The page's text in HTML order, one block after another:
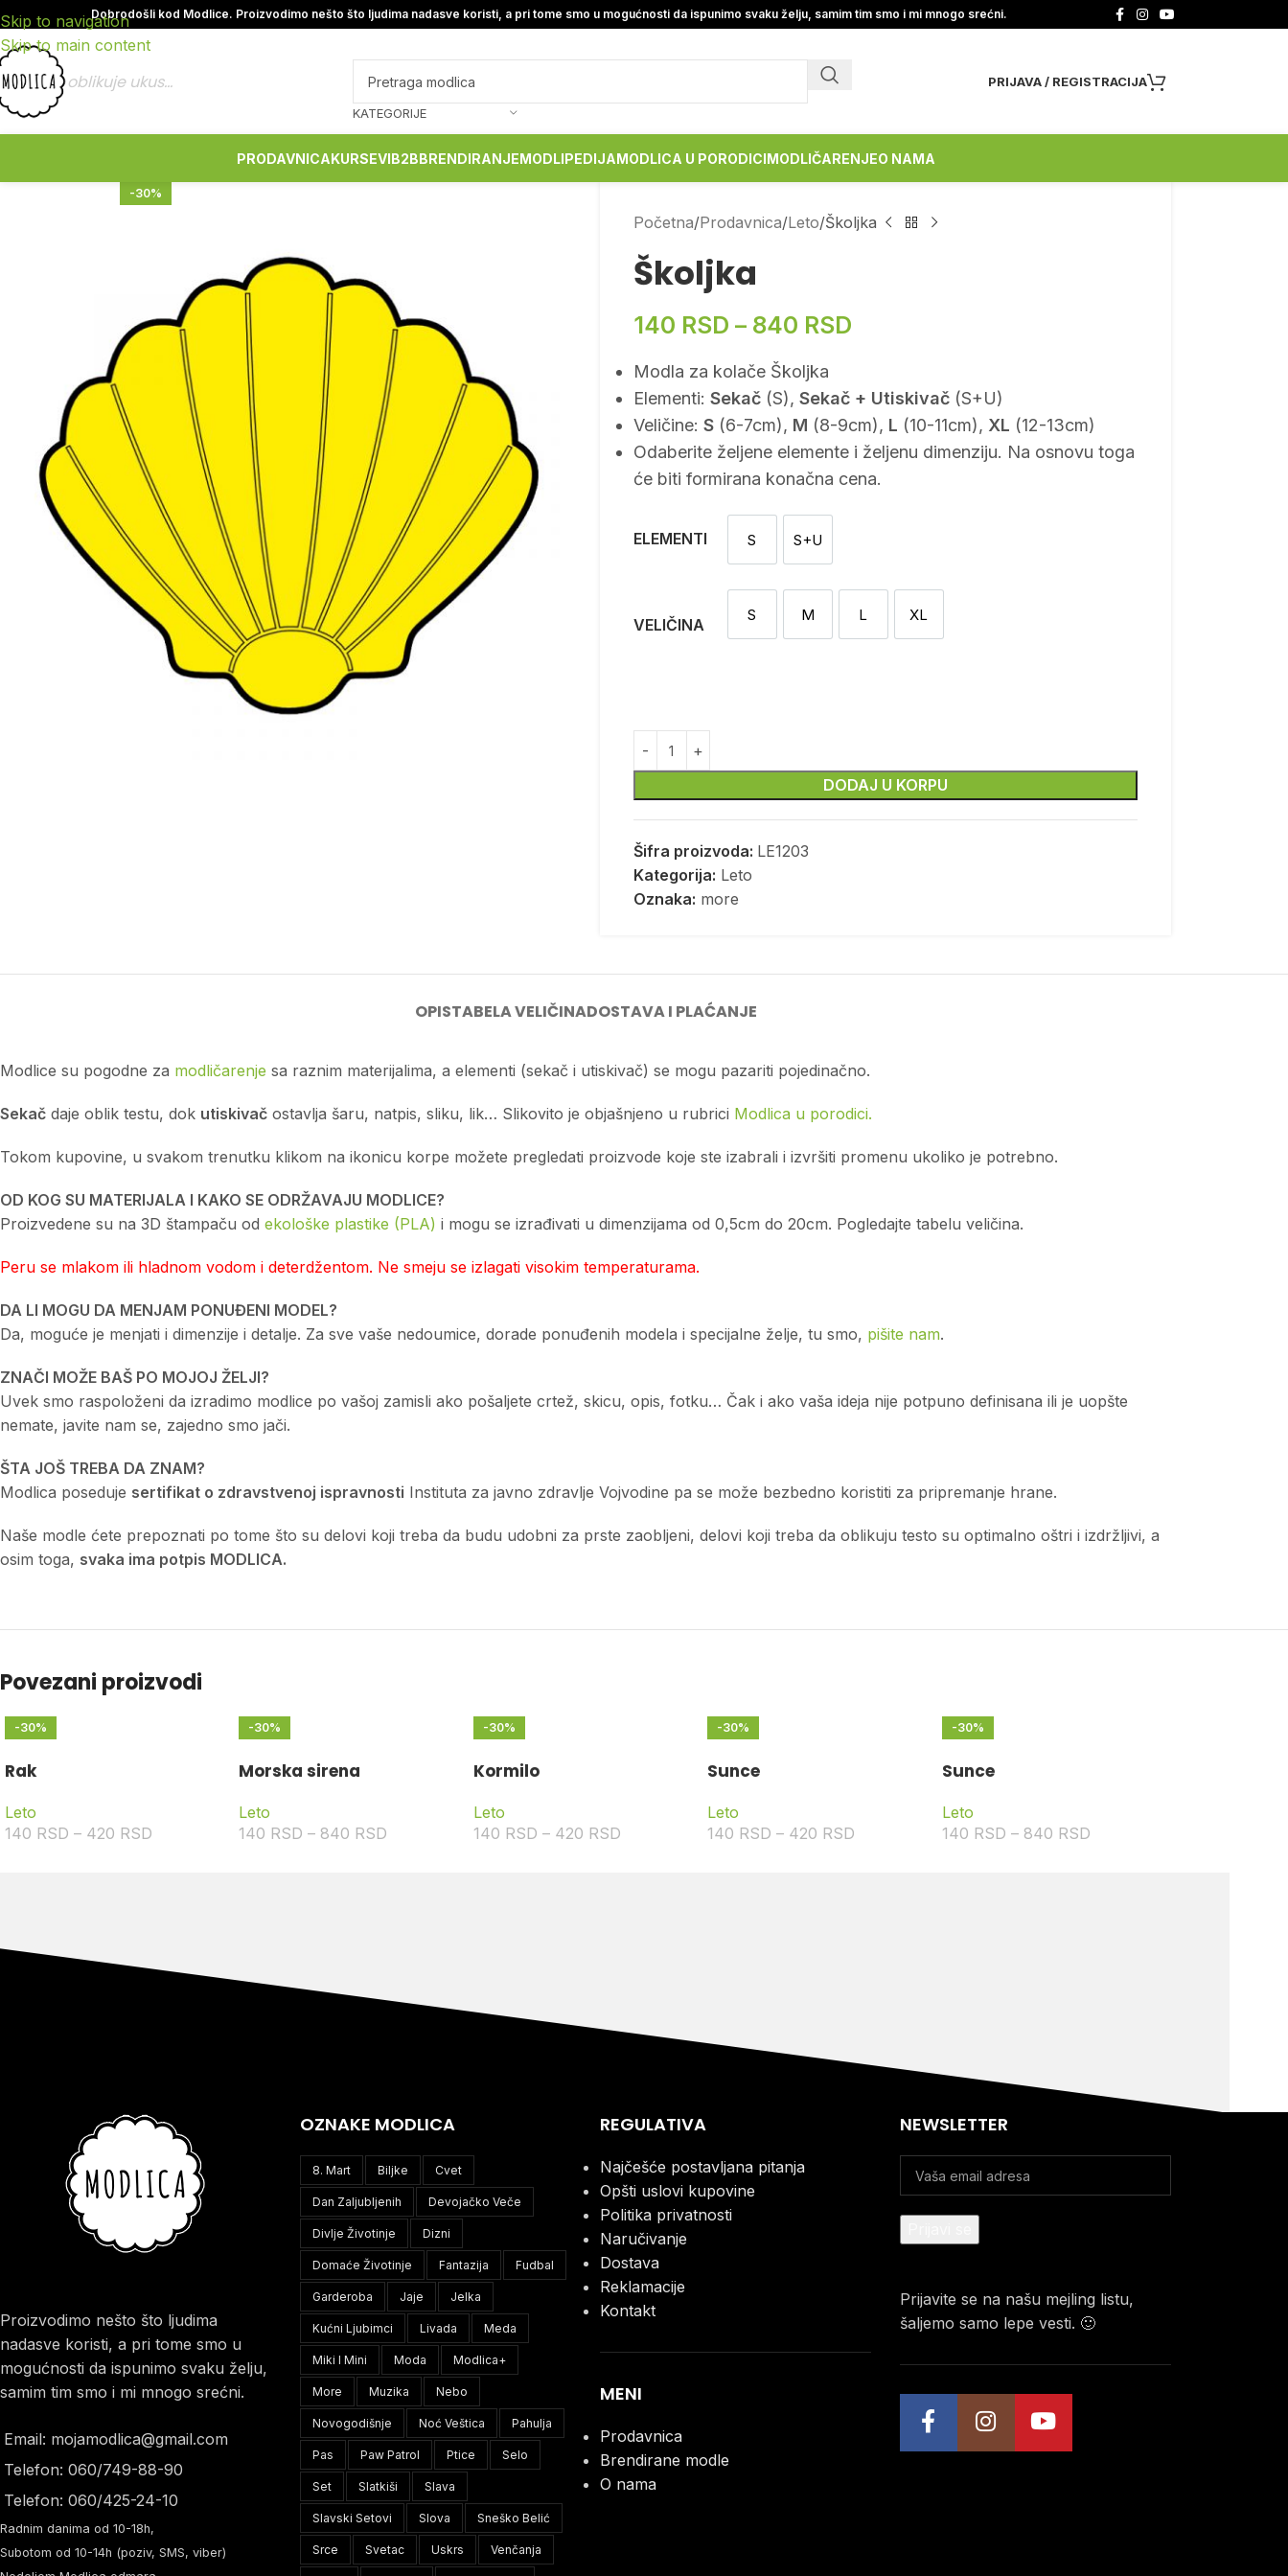
Skip to navigation
Skip to main content
Dobrodošli kod Modlice. Proizvodimo nešto što ljudima nadasve koristi, a pri tome smo u mogućnosti da ispunimo svaku želju, samim tim smo i mi mnogo srećni.
oblikuje ukus...
KATEGORIJE
PRIJAVA / REGISTRACIJA
PRODAVNICAKURSEVIB2BBRENDIRANJEMODLIPEDIJAMODLICA U PORODICIMODLIČARENJEO NAMA
-30%
Početna Prodavnica Leto Školjka
Školjka
140 RSD – 840 RSD
Modla za kolače Školjka
Elementi: Sekač(S), Sekač + Utiskivač(S+U)
Veličine: S(6-7cm), M (8-9cm), L (10-11cm), XL (12-13cm)
Odaberite željene elemente i željenu dimenziju. Na osnovu toga
će biti formirana konačna cena.
ELEMENTI SSekačS+USekač i utiskivač
VELIČINA
S
S M
M LL XL
XL
DODAJ U KORPU
Šifra proizvoda: LE1203
Kategorija: Leto
Oznaka: more
OPISTABELA VELIČINADOSTAVA I PLAĆANJE
Modlice su pogodne za modličarenje sa raznim materijalima, a elementi (sekač i utiskivač) se mogu pazariti pojedinačno.
Sekač daje oblik testu, dok utiskivač ostavlja šaru, natpis, sliku, lik… Slikovito je objašnjeno u rubrici Modlica u porodici.
Tokom kupovine, u svakom trenutku klikom na ikonicu korpe možete pregledati proizvode koje ste izabrali i izvršiti promenu ukoliko je potrebno.
OD KOG SU MATERIJALA I KAKO SE ODRŽAVAJU MODLICE?
Proizvedene su na 3D štampaču od ekološke plastike (PLA) i mogu se izrađivati u dimenzijama od 0,5cm do 20cm. Pogledajte tabelu veličina.
Peru se mlakom ili hladnom vodom i deterdžentom. Ne smeju se izlagati visokim temperaturama.
DA LI MOGU DA MENJAM PONUĐENI MODEL?
Da, moguće je menjati i dimenzije i detalje. Za sve vaše nedoumice, dorade ponuđenih modela i specijalne želje, tu smo, pišite nam.
ZNAČI MOŽE BAŠ PO MOJOJ ŽELJI?
Uvek smo raspoloženi da izradimo modlice po vašoj zamisli ako pošaljete crtež, skicu, opis, fotku… Čak i ako vaša ideja nije potpuno definisana ili je uopšte
nemate, javite nam se, zajedno smo jači.
ŠTA JOŠ TREBA DA ZNAM?
Modlica poseduje sertifikat o zdravstvenoj ispravnosti Instituta za javno zdravlje Vojvodine pa se može bezbedno koristiti za pripremanje hrane.
Naše modle ćete prepoznati po tome što su delovi koji treba da budu udobni za prste zaobljeni, delovi koji treba da oblikuju testo su optimalno oštri i izdržljivi, a
osim toga, svaka ima potpis MODLICA.
Povezani proizvodi
-30%
Rak
Leto
140 RSD – 420 RSD
-30%
Morska sirena
Leto
140 RSD – 840 RSD
-30%
Kormilo
Leto
140 RSD – 420 RSD
-30%
Sunce
Leto
140 RSD – 420 RSD
-30%
Sunce
Leto
140 RSD – 840 RSD
Proizvodimo nešto što ljudima
nadasve koristi, a pri tome smo u
mogućnosti da ispunimo svaku želju,
samim tim smo i mi mnogo srećni.
Email: mojamodlica@gmail.com
Telefon: 060/749-88-90
Telefon: 060/425-24-10
Radnim danima od 10-18h,
Subotom od 10-14h (poziv, SMS, viber)
OZNAKE MODLICA
8. Mart Biljke Cvet
Dan Zaljubljenih Devojačko Veče
Divlje Životinje Dizni
Domaće Životinje Fantazija Fudbal
Garderoba Jaje Jelka
Kućni Ljubimci Livada Meda
Miki I Mini Moda Modlica+
More Muzika Nebo
Novogodišnje Noć Veštica Pahulja
Pas Paw Patrol Ptice Selo
Set Slatkiši Slava
Slavski Setovi Slova Sneško Belić
Srce Svetac Uskrs Venčanja
REGULATIVA
Najčešće postavljana pitanja
Opšti uslovi kupovine
Politika privatnosti
Naručivanje
Dostava
Reklamacije
Kontakt
MENI
Prodavnica
Brendirane modle
O nama
NEWSLETTER
Prijavite se na našu mejling listu,
šaljemo samo lepe vesti. 🙂